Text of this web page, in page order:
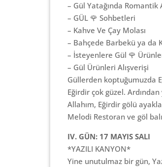
– Gül Yatağında Romantik
– GÜL 🌹 Sohbetleri
– Kahve Ve Çay Molası
– Bahçede Barbekü ya da
– İsteyenlere Gül 🌹
– Gül Ürünleri Alışverişi
Güllerden koptuğumuzda
Eğirdir çok güzel.
Allahım, Eğirdir gölü
Melodi Restoran ve göl
IV. GÜN: 17 MAYIS SALI
*YAZILI KANYON*
Yine unutulmaz bir gün,